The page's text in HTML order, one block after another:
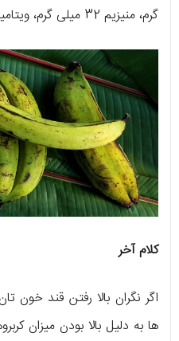
گرم، منیزیم 32 میلی گرم، ویتامین سی 11 میلی گرم.
کلام آخر
اگر نگران بالا رفتن قند خون
ها به دلیل بالا بودن میزان